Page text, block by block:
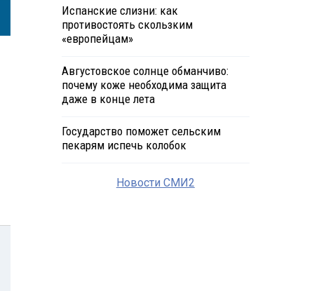
Испанские слизни: как
противостоять скользким
«европейцам»
Августовское солнце обманчиво:
почему коже необходима защита
даже в конце лета
Государство поможет сельским
пекарям испечь колобок
Новости СМИ2